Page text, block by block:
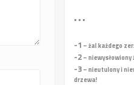
• • •
-1 – żal każdego
-2–
-3– nieutulony i
drzewa!